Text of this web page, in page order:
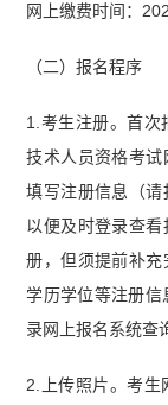
网上缴费时间：
（二）报名程序
1.考生注册。首次
技术人员资格考
填写注册信息（请
以便及时登录查
册，但须提前补充
学历学位等注册
录网上报名系统查
2.上传照片。考生